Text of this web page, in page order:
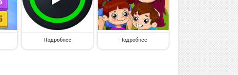
Подробнее Подробнее